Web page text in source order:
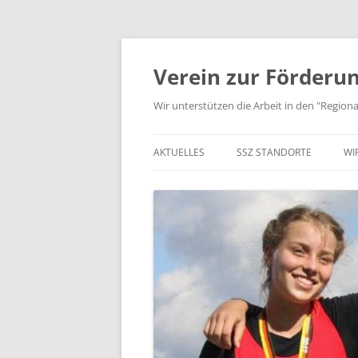
Zum
Verein zur
Wir unterstützen die Arbeit in den
AKTUELLES SSZ STANDORTE
STANDORTE IN
STANDORTE RHEIN-MAIN
STANDORTE IN SÜDHESSEN
KOOPERIERENDE VERBÄNDE